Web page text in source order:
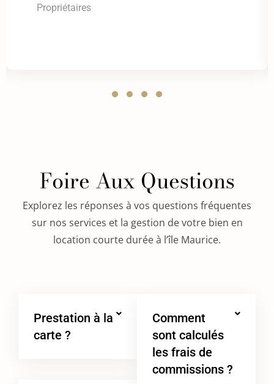
Propriétaires
Foire Aux Questions​
Explorez les réponses à vos questions fréquentes
sur nos services et la gestion de votre bien en
location courte durée à l’île Maurice.
Prestation à la
carte ?
Comment
sont calculés
les frais de
commissions ?